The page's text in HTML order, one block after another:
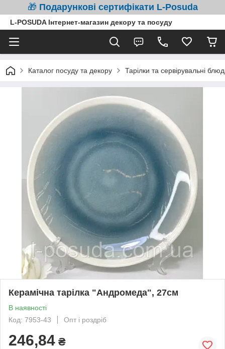
🎁 Подарункові сертифікати L-Posuda
L-POSUDA Інтернет-магазин декору та посуду
Каталог посуду та декору Тарілки та сервірувальні
Керамічна тарілка "Андромеда", 27см
В наявності
Код: 7953-43
Опт і роздріб
246,84 ₴